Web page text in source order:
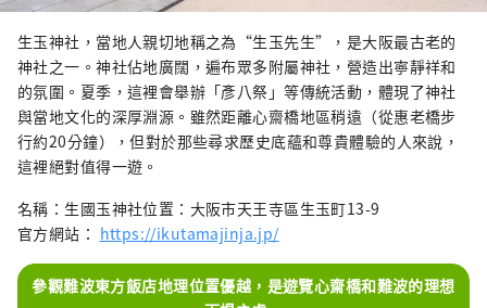
生玉神社，當地人親切地稱之為“生玉先生”，是大阪最古老的
神社之一。神社佔地廣闊，遍布眾多附屬神社，營造出寧靜祥和
的氛圍。夏季，這裡會舉辦「彥八祭」等傳統活動，體現了神社
與當地文化的深厚淵源。雖然距離心齋橋地區稍遠（從惠老橋步
行約20分鐘），但對於那些尋求歷史底蘊和尊貴體驗的人來說，
這裡絕對值得一遊。
名稱：生國玉神社位置：大阪市天王寺區生玉町13-9
官方網站： https://ikutamajinja.jp/
參觀難波東方飯店地理位置優越，是遊覽心齋橋和難波的理想